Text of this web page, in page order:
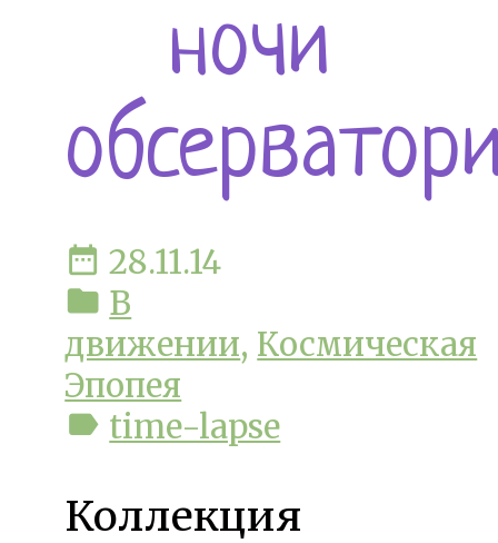
ночи
date_range 28.11.14
folder В
движении, Космическая
Эпопея
label time-lapse
Коллекция